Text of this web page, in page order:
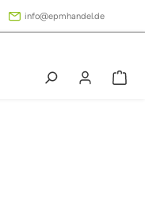
info@epmhandel.de